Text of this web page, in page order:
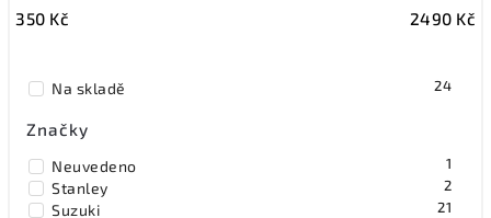
Nejdražší
350 Kč 2490 Kč
Na skladě 24
Značky
Neuvedeno 1
Stanley 2
Suzuki 21